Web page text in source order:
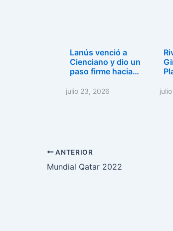
Lanús venció a
Cienciano y dio un
paso firme hacia…
julio 23, 2026
ANTERIOR
Mundial Qatar 2022